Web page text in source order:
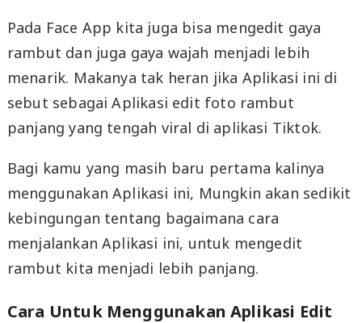
Pada Face App kita juga bisa mengedit gaya
rambut dan juga gaya wajah menjadi lebih
menarik. Makanya tak heran jika Aplikasi ini di
sebut sebagai Aplikasi edit foto rambut
panjang yang tengah viral di aplikasi Tiktok.
Bagi kamu yang masih baru pertama kalinya
menggunakan Aplikasi ini, Mungkin akan sedikit
kebingungan tentang bagaimana cara
menjalankan Aplikasi ini, untuk mengedit
rambut kita menjadi lebih panjang.
Cara Untuk Menggunakan Aplikasi Edit